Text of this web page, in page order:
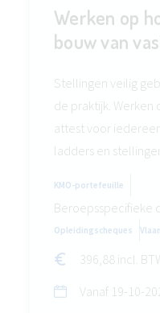
Werken op
bouw van
Stellingen veilig
de praktijk.
attest voor
ladders en
KMO-portefeuille
Beroepsspecifieke
Opleidingscheques
396,88 incl.
Vanaf 19-10-